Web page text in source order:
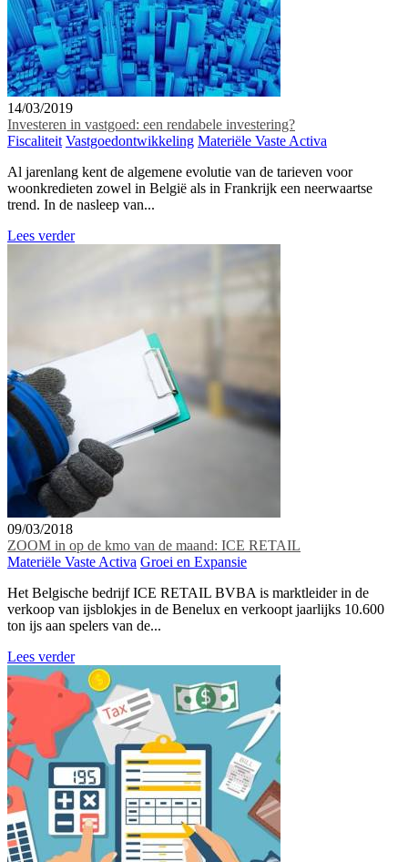
14/03/2019
Investeren in vastgoed: een rendabele investering?
Fiscaliteit Vastgoedontwikkeling Materiële Vaste Activa
Al jarenlang kent de algemene evolutie van de tarieven voor
woonkredieten zowel in België als in Frankrijk een neerwaartse
trend. In de nasleep van...
Lees verder
09/03/2018
ZOOM in op de kmo van de maand: ICE RETAIL
Materiële Vaste Activa Groei en Expansie
Het Belgische bedrijf ICE RETAIL BVBA is marktleider in de
verkoop van ijsblokjes in de Benelux en verkoopt jaarlijks 10.600
ton ijs aan spelers van de...
Lees verder